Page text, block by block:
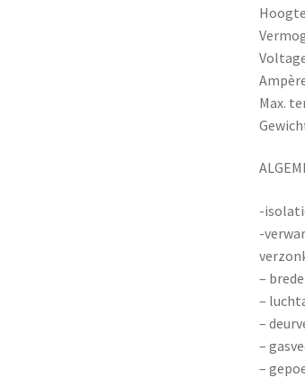
Max.
-
-
–
–
–
–
–